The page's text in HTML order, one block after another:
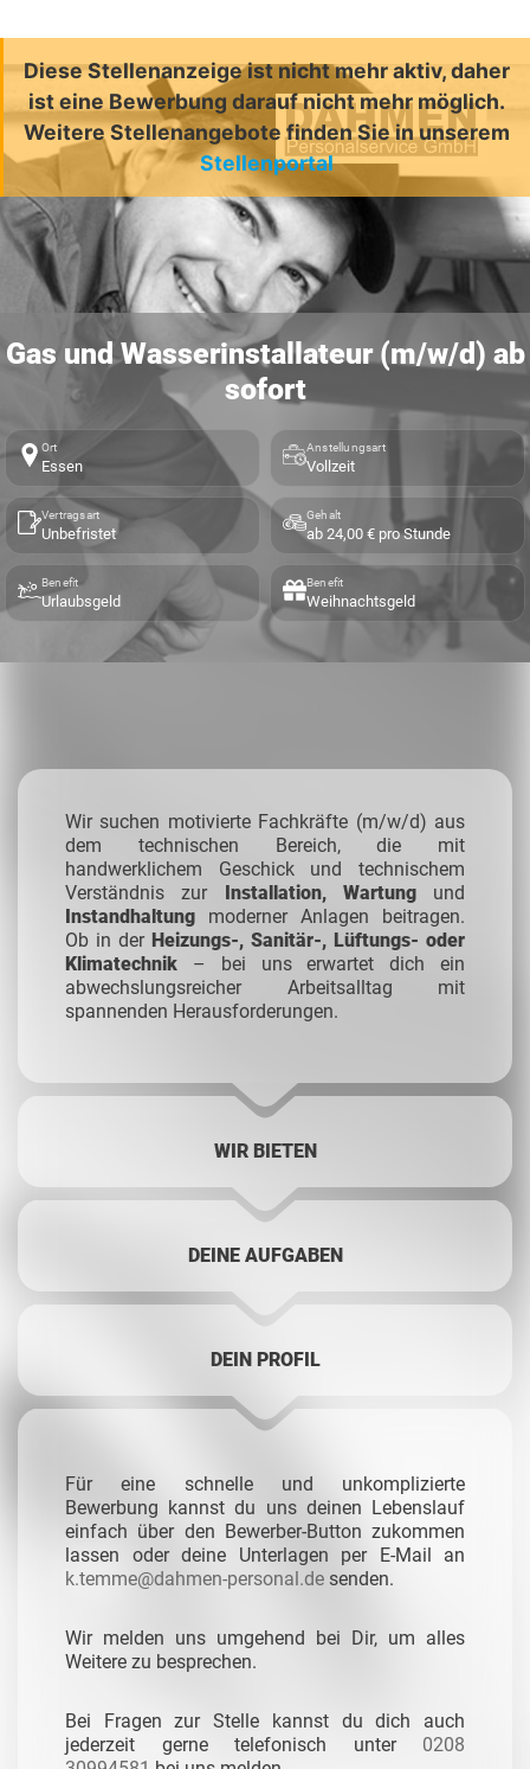
Diese Stellenanzeige ist nicht mehr aktiv, daher
ist eine Bewerbung darauf nicht mehr möglich.
Weitere Stellenangebote finden Sie in unserem
Stellenportal
Gas und Wasserinstallateur (m/w/d) ab
sofort
Ort
Essen
Anstellungsart
Vollzeit
Vertragsart
Unbefristet
Gehalt
ab 24,00 € pro Stunde
Benefit
Urlaubsgeld
Benefit
Weihnachtsgeld
Wir suchen motivierte Fachkräfte (m/w/d) aus
dem technischen Bereich, die mit
handwerklichem Geschick und technischem
Verständnis zurInstallation, Wartungund
Instandhaltung moderner Anlagen beitragen.
Ob in derHeizungs-, Sanitär-, Lüftungs- oder
Klimatechnik – bei uns erwartet dich ein
abwechslungsreicher Arbeitsalltag mit
spannenden Herausforderungen.
WIR BIETEN
DEINE AUFGABEN
DEIN PROFIL
Für eine schnelle und unkomplizierte
Bewerbung kannst du uns deinen Lebenslauf
einfach über den Bewerber-Button zukommen
lassen oder deine Unterlagen per E-Mail an
k.temme@dahmen-personal.de senden.
Wir melden uns umgehend bei Dir, um alles
Weitere zu besprechen.
Bei Fragen zur Stelle kannst du dich auch
jederzeit gerne telefonisch unter 0208